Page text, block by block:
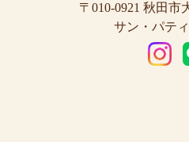
〒010-0921 秋田市
サン・パテ